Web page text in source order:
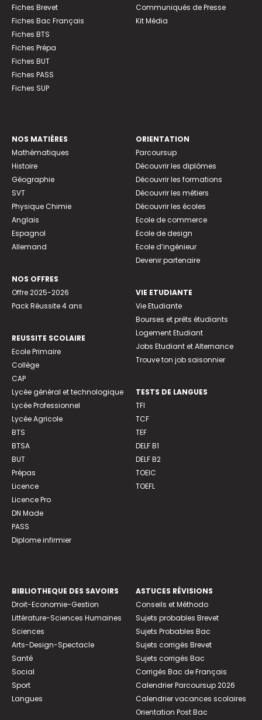
Fiches Brevet
Fiches Bac Français
Fiches BTS
Fiches Prépa
Fiches BUT
Fiches PASS
Fiches SUP
Communiqués de Presse
Kit Média
NOS MATIÈRES
Mathématiques
Histoire
Géographie
SVT
Physique Chimie
Anglais
Espagnol
Allemand
NOS OFFRES
Offre 2025-2026
Pack Réussite 4 ans
REUSSITE SCOLAIRE
Ecole Primaire
Collège
CAP
Lycée général et technologique
Lycée Professionnel
Lycée Agricole
BTS
BTSA
BUT
Prépas
Licence
Licence Pro
DN Made
PASS
Diplome infirmier
ORIENTATION
Parcoursup
Découvrir les diplômes
Découvrir les formations
Découvrir les métiers
Découvrir les écoles
Ecole de commerce
Ecole de design
Ecole d’ingénieur
Devenir partenaire
VIE ETUDIANTE
Vie Etudiante
Bourses et prêts étudiants
Logement Etudiant
Jobs Etudiant et Alternance
Trouve ton job saisonnier
TESTS DE LANGUES
TFI
TCF
TEF
DELF B1
DELF B2
TOEIC
TOEFL
BIBLIOTHEQUE DES SAVOIRS
Droit-Economie-Gestion
Littérature-Sciences Humaines
Sciences
Arts-Design-Spectacle
Santé
Social
Sport
Langues
ASTUCES RÉVISIONS
Conseils et Méthodo
Sujets probables Brevet
Sujets Probables Bac
Sujets corrigés Brevet
Sujets corrigés Bac
Corrigés Bac de Français
Calendrier Parcoursup 2026
Calendrier vacances scolaires
Orientation Post Bac